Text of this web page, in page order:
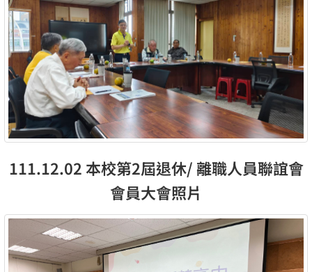
111.12.02 本校第2屆退休/ 離職人員聯誼會
會員大會照片